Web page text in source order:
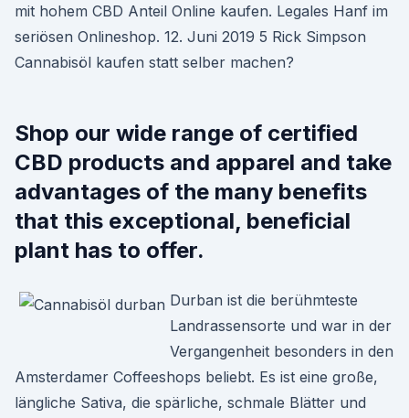
mit hohem CBD Anteil Online kaufen. Legales Hanf im
seriösen Onlineshop. 12. Juni 2019 5 Rick Simpson
Cannabisöl kaufen statt selber machen?
Shop our wide range of certified
CBD products and apparel and take
advantages of the many benefits
that this exceptional, beneficial
plant has to offer.
Durban ist die berühmteste
Landrassensorte und war in der
Vergangenheit besonders in den
Amsterdamer Coffeeshops beliebt. Es ist eine große,
längliche Sativa, die spärliche, schmale Blätter und